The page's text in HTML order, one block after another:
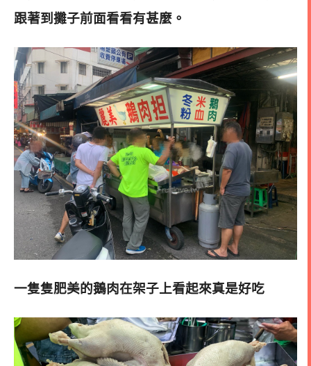
跟著到攤子前面看看有甚麼。
一隻隻肥美的鵝肉在架子上看起來真是好吃